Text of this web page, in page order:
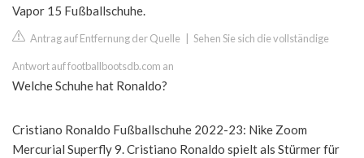
Vapor 15 Fußballschuhe.
Antrag auf Entfernung der Quelle Sehen Sie sich die vollständige
Antwort auf footballbootsdb.com an
Welche Schuhe hat Ronaldo?
Cristiano Ronaldo Fußballschuhe 2022-23: Nike Zoom
Mercurial Superfly 9. Cristiano Ronaldo spielt als Stürmer für